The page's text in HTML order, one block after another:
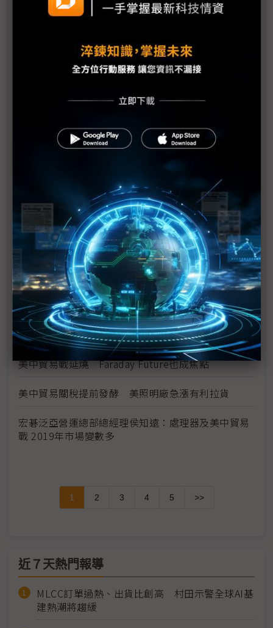
貿易戰迫廠商調整供應鏈 惟仍難割捨大陸市場
SCREEN大陸設備廠完工 憂貿易戰波及
G20川習會前放話再課關稅 一窺川普豪賭的邊緣政
川普不排除全面開徵所有輸美陸貨關稅 iPhone、
CPU、記憶體等科技產品恐難倖免
台積電魏哲家：美中貿易戰衝擊所有產業
美中貿易戰掀台商回流潮 整建廠照明需求2019年下
半發酵
迴避貿易戰風險 日本Nekist朝緬甸發展
美中貿易戰延燒 Faraday Future也成焦點
美中貿易關稅提前發酵 美照明廠急漲有利拉貨
宏碁泛亞營運總部總經理侯知遠：處理器及美中貿易
戰 2019年市場變數多
1 2 3 4 5 >>
近７天熱門報導
MLCC訂單過熱、出貨比創高 村田示警全球AI基
建熱潮將趨緩